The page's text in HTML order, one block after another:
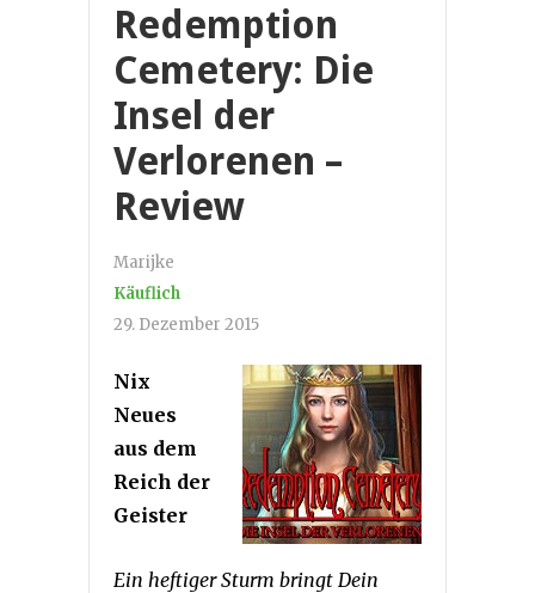
Redemption
Cemetery: Die
Insel der
Verlorenen –
Review
Marijke
Käuflich
29. Dezember 2015
Nix
Neues
aus dem
Reich der
Geister
Ein heftiger Sturm bringt Dein